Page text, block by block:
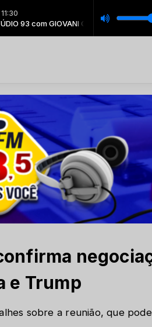
93 com GIOVANI CEZAR
e Trump
sobre a reunião, que